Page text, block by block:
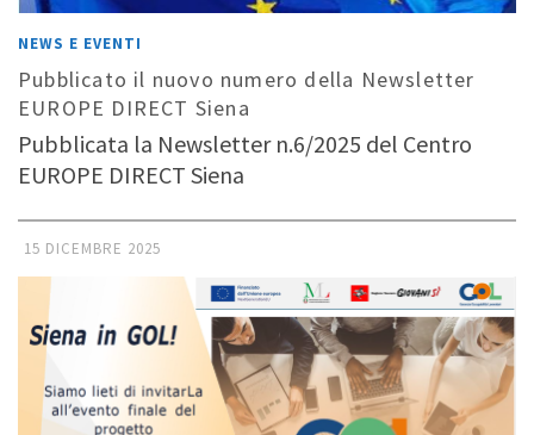
NEWS E EVENTI
Pubblicato il nuovo numero della Newsletter
EUROPE DIRECT Siena
Pubblicata la Newsletter n.6/2025 del Centro
EUROPE DIRECT Siena
15 DICEMBRE 2025